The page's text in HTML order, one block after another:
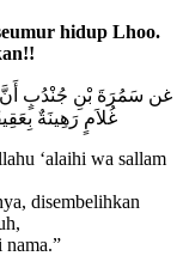
hidup Lhoo.
غن سَمُرَةَ بْنِ جُنْدُبٍ أَنَّ
غُلاَمٍ رَهِينَةٌ بِعَقِيقَتِهِ تُذْبَحُ عَنْهُ يَوْمَ سَابِعِهِ وَيُحْلَقُ وَيُسَمَّى
‘alaihi wa sallam
disembelihkan